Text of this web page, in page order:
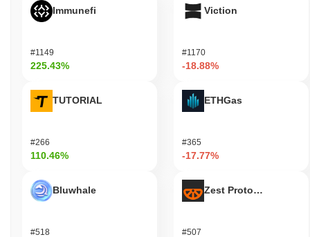
す。このモデルは、分散化を促進するだけでなく、バリデーター
が誠実に行動するよう奨励し、堅牢なネットワークセキュリティ
ゴムゲーターは何か論争やリスクに直面しました
か？
ゴムゲーターは、投資家にとって大きな財務損失をもたらす可能
性のある多くの暗号通貨に典型的な極端なボラティリティを含む
クトの長期的な持続可能性や投資家保護に疑問を投げかけていま
す。プロジェクトの運営に関する法的問題も論争のポイントとな
Gomu Gator (GOMU) FAQ – 主要指標と市場
Immunefi
#1149
225.43%
TUTORIAL
#266
110.46%
Bluwhale
#518
Viction
#1170
-18.88%
ETHGas
#365
-17.77%
Zest Protocol
#507